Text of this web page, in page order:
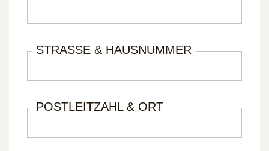
STRASSE & HAUSNUMMER
POSTLEITZAHL & ORT